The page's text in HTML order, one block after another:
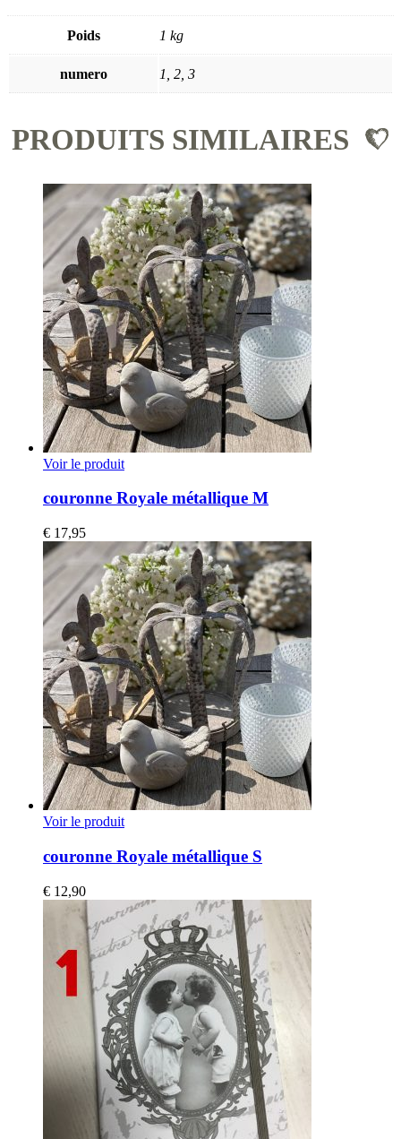
Poids 1 kg
numero 1, 2, 3
PRODUITS SIMILAIRES
Voir le produit
couronne Royale métallique M
€ 17,95
Voir le produit
couronne Royale métallique S
€ 12,90